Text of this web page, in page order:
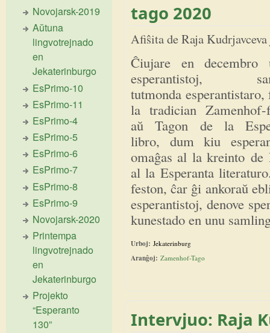
tago 2020
Afiŝita deRaja Kudrjavceva
Ĉiujare en decembro
esperantistoj,
tutmonda esperantistaro,
la tradician Zamenhof-
aŭ Tagon de la
libro, dum kiu
omaĝas al la kreinto de
al la Esperanta
feston, ĉar ĝi ankoraŭ
esperantistoj, denove
kunestado en unu
Urboj: Jekaterinburg
Aranĝoj: Zamenhof-Tago
Intervjuo: Raja
Novojarsk-2019
Aŭtuna
lingvotrejnado
en
Jekaterinburgo
EsPrimo-10
EsPrimo-11
EsPrimo-4
EsPrimo-5
EsPrimo-6
EsPrimo-7
EsPrimo-8
EsPrimo-9
Novojarsk-2020
Printempa
lingvotrejnado
en
Jekaterinburgo
Projekto
“Esperanto
130”